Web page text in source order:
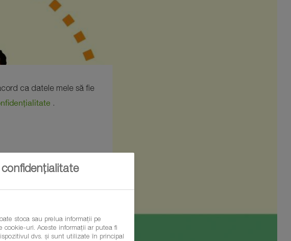
ca datele mele să fie
.
stoca sau prelua informații pe
cookie-uri. Aceste informații ar putea fi
dvs. și sunt utilizate în principal